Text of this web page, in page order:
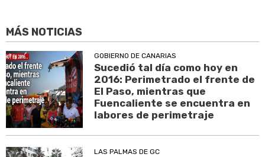
MÁS NOTICIAS
GOBIERNO DE CANARIAS
Sucedió tal día como hoy en
2016: Perimetrado el frente de
El Paso, mientras que
Fuencaliente se encuentra en
labores de perimetraje
LAS PALMAS DE GC